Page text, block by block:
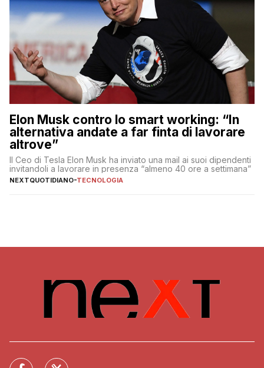
Elon Musk contro lo smart working: “In
alternativa andate a far finta di lavorare
altrove”
Il Ceo di Tesla Elon Musk ha inviato una mail ai suoi dipendenti
invitandoli a lavorare in presenza “almeno 40 ore a settimana”
NEXTQUOTIDIANO-TECNOLOGIA